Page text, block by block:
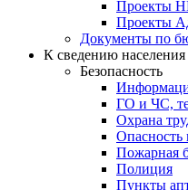
Проекты
Проекты
Документы по
К сведению населения
Безопасность
ГО и ЧС,
Охрана
Опасность
Пожарная
Полиция
Пункты